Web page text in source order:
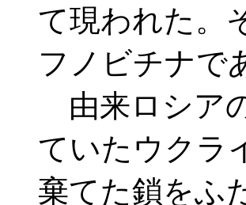
て現われた。
フノビチナで
由来ロシア
ていたウクラ
棄てた鎖をふ